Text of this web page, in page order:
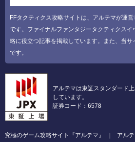
FFタクティクス攻略サイトは、アルテマが運
です。ファイナルファンタジータクティクス
略に役立つ記事を掲載しています。また、当
です。
アルテマは東証スタンダード
しています。
証券コード：6578
究極のゲーム攻略サイト『アルテマ』
アル